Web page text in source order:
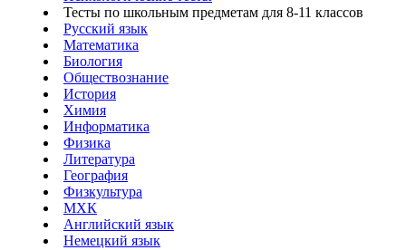
Тесты по школьным предметам для 8-11 классов
Русский язык
Математика
Биология
Обществознание
История
Химия
Информатика
Физика
Литература
География
Физкультура
МХК
Английский язык
Немецкий язык